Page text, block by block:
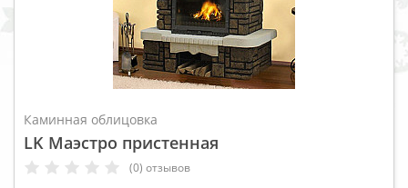
Каминная облицовка
LK Маэстро пристенная
(0) отзывов